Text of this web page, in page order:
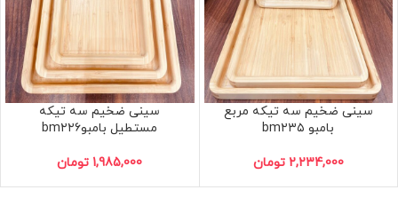
سینی ضخیم سه تیکه مربع
بامبو bm۲۳۵
2,234,000 تومان
سینی ضخیم سه تیکه
مستطیل بامبوbm۲۲۶
1,985,000 تومان